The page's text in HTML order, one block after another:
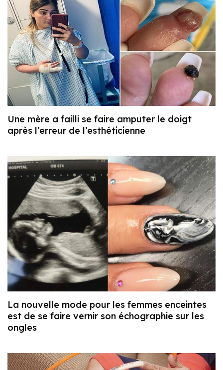
Une mère a failli se faire amputer le doigt
après l’erreur de l’esthéticienne
La nouvelle mode pour les femmes enceintes
est de se faire vernir son échographie sur les
ongles